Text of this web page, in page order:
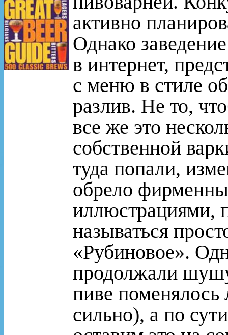
активно
Однако
в интернет,
с меню в стиле
разлив. Не то,
все же это
собственной
туда попали,
обрело
иллюстрациями,
называться
«Рубиновое».
продолжали
пиве поменялось
сильно), а по